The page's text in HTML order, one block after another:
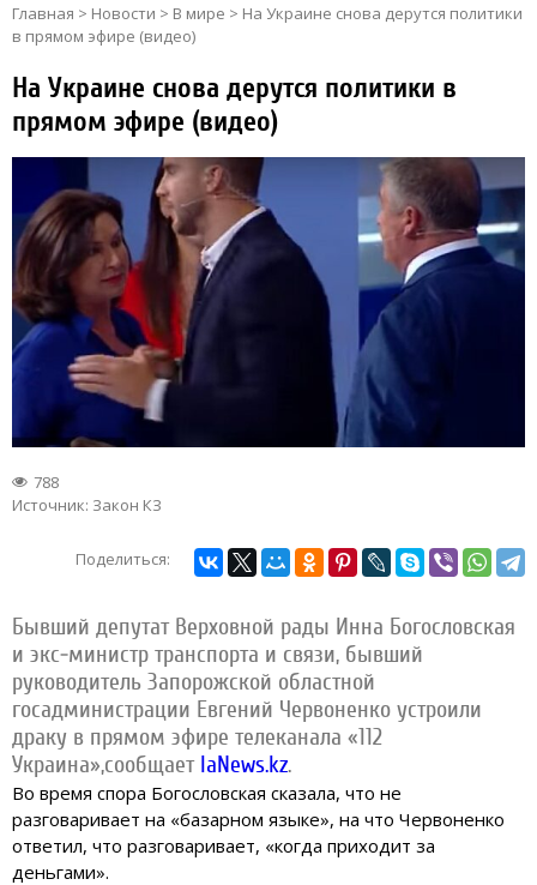
Главная > Новости > В мире > На Украине снова дерутся политики
в прямом эфире (видео)
На Украине снова дерутся политики в
прямом эфире (видео)
788
Источник: Закон КЗ
Поделиться:
Бывший депутат Верховной рады Инна Богословская
и экс-министр транспорта и связи, бывший
руководитель Запорожской областной
госадминистрации Евгений Червоненко устроили
драку в прямом эфире телеканала «112
Украина»,сообщает IaNews.kz.
Во время спора Богословская сказала, что не
разговаривает на «базарном языке», на что Червоненко
ответил, что разговаривает, «когда приходит за
деньгами».